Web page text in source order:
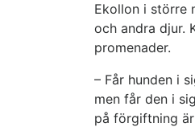
Ekollon i större
och andra djur.
promenader.
– Får hunden i
men får den i
på förgiftning